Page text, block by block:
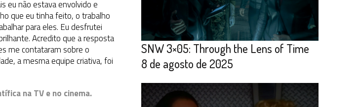
eu não estava envolvido e
que eu tinha feito, o trabalho
para eles. Eu desfrutei
Acredito que a resposta
me contataram sobre o
a mesma equipe criativa, foi
na TV e no cinema.
SNW 3×05: Through the Lens of Time
8 de agosto de 2025